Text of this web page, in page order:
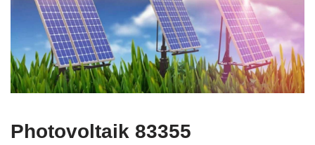
Photovoltaik 83355